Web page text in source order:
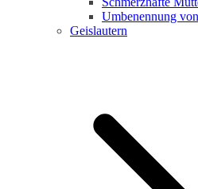
Umbenennung
Geislautern